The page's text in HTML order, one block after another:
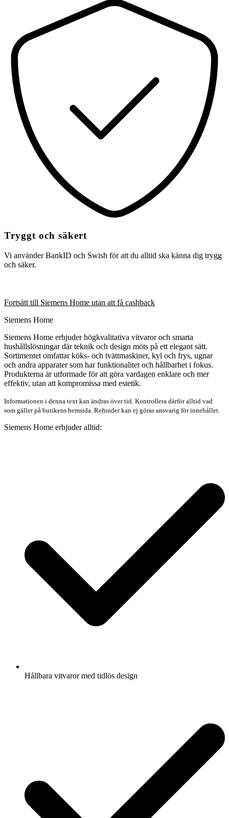
Tryggt och säkert
Vi använder BankID och Swish för att du alltid ska känna dig trygg
och säker.
Fortsätt till Siemens Home utan att få cashback
Siemens Home
Siemens Home erbjuder högkvalitativa vitvaror och smarta
hushållslösningar där teknik och design möts på ett elegant sätt.
Sortimentet omfattar köks- och tvättmaskiner, kyl och frys, ugnar
och andra apparater som har funktionalitet och hållbarhet i fokus.
Produkterna är utformade för att göra vardagen enklare och mer
effektiv, utan att kompromissa med estetik.
Informationen i denna text kan ändras över tid. Kontrollera därför alltid vad
som gäller på butikens hemsida. Refunder kan ej göras ansvarig för innehållet.
Siemens Home erbjuder alltid:
Hållbara vitvaror med tidlös design